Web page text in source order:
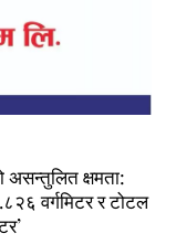
असन्तुलित क्षमता:
वर्गमिटर र टोटल